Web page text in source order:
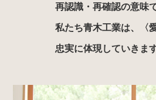
再認識・再確認の意味で
私たち青木工業は、〈
忠実に体現していきます